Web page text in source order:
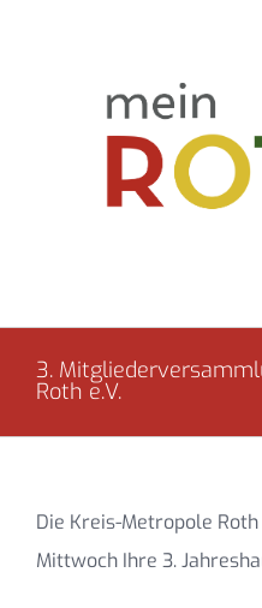
3.
Roth e.V.
Die Kreis-Metropole
Mittwoch Ihre 3.